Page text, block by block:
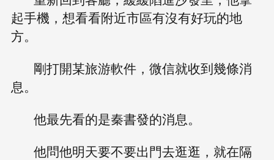
起手機，想看看附近市區有沒有好玩的地
方。
剛打開某旅游軟件，微信就收到幾條消
息。
他最先看的是秦書發的消息。
他問他明天要不要出門去逛逛，就在隔